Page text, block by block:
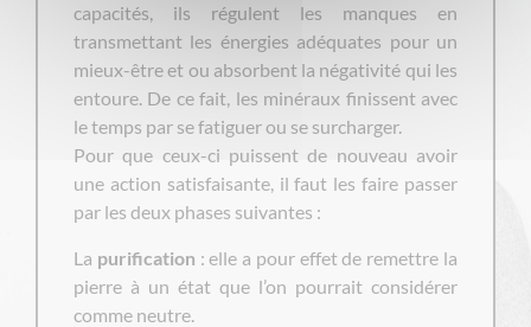
capacités, ils régulent les manques en
transmettant les énergies adéquates pour un
mieux-être et ou absorbent la négativité qui les
entoure. De ce fait, les minéraux finissent avec
le temps par se fatiguer ou se surcharger.
Pour que ceux-ci puissent de nouveau avoir
une action satisfaisante, il faut les faire passer
par les deux phases suivantes :
La purification : elle a pour effet de remettre la
pierre à un état que l’on pourrait considérer
comme neutre.